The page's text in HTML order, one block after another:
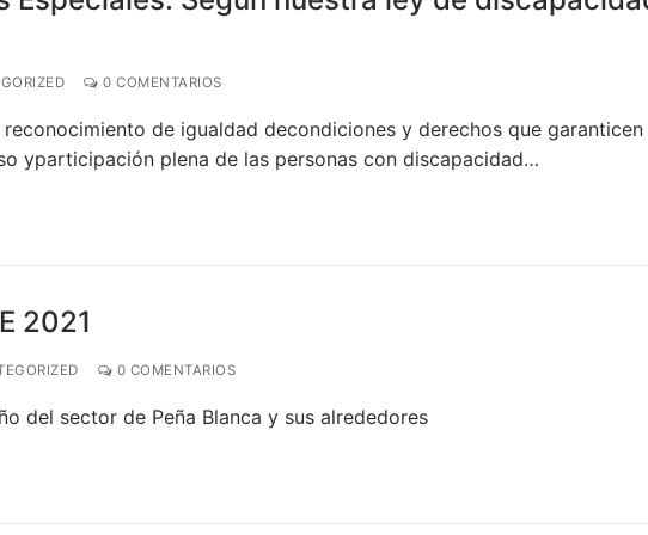
0 COMENTARIOS
reconocimiento de igualdad decondiciones y derechos que garanticen
yparticipación plena de las personas con discapacidad…
2021
0 COMENTARIOS
del sector de Peña Blanca y sus alrededores